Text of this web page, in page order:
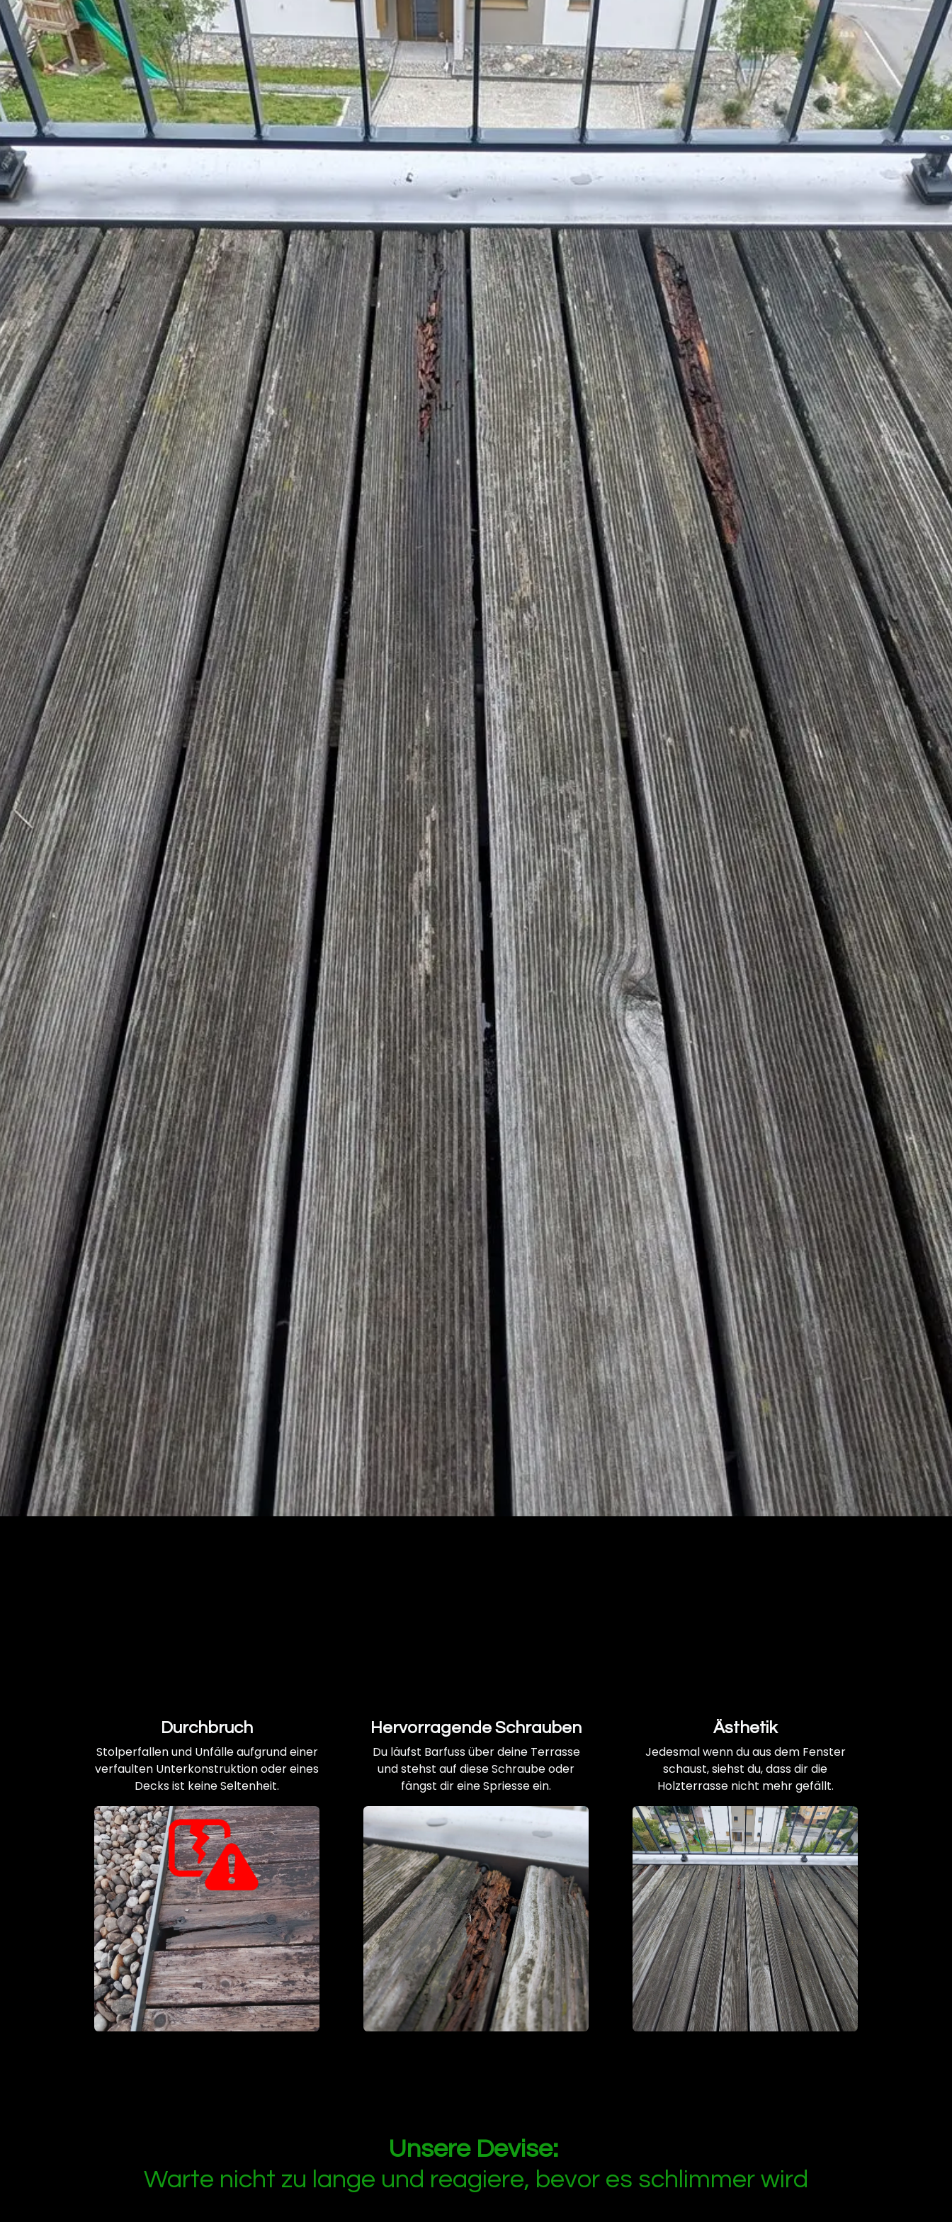
Durchbruch
Stolperfallen und Unfälle aufgrund einer
verfaulten Unterkonstruktion oder eines
Decks ist keine Seltenheit.
Hervorragende Schrauben
Du läufst Barfuss über deine Terrasse
und stehst auf diese Schraube oder
fängst dir eine Spriesse ein.
Ästhetik
Jedesmal wenn du aus dem Fenster
schaust, siehst du, dass dir die
Holzterrasse nicht mehr gefällt.
Unsere Devise:
Warte nicht zu lange und reagiere, bevor es schlimmer wird